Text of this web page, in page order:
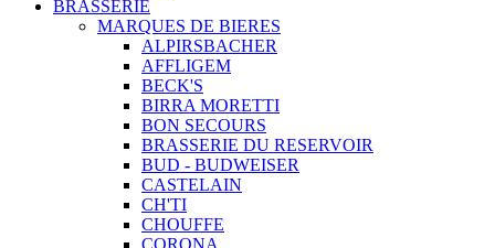
BRASSERIE
MARQUES DE BIERES
ALPIRSBACHER
AFFLIGEM
BECK'S
BIRRA MORETTI
BON SECOURS
BRASSERIE DU RESERVOIR
BUD - BUDWEISER
CASTELAIN
CH'TI
CHOUFFE
CORONA